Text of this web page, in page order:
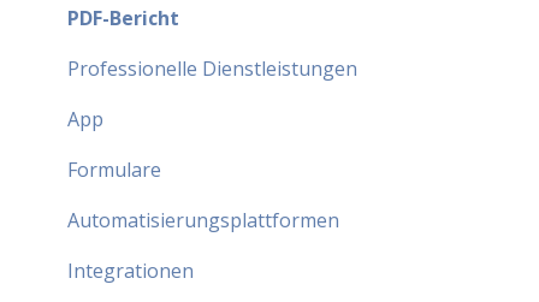
Partnerprogramm - FAQ
PDF-Bericht
Professionelle Dienstleistungen
App
Formulare
Automatisierungsplattformen
Integrationen